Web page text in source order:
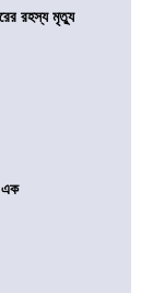
রহস্য মৃত্যু
এক